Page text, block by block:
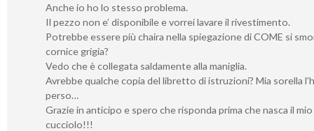
Anche io ho lo stesso problema.
Il pezzo non e’ disponibile e vorrei lavare il rivestimento.
Potrebbe essere più chaira nella spiegazione di COME si
cornice grigia?
Vedo che è collegata saldamente alla maniglia.
Avrebbe qualche copia del libretto di istruzioni? Mia sorella
perso…
Grazie in anticipo e spero che risponda prima che nasca il mio
cucciolo!!!